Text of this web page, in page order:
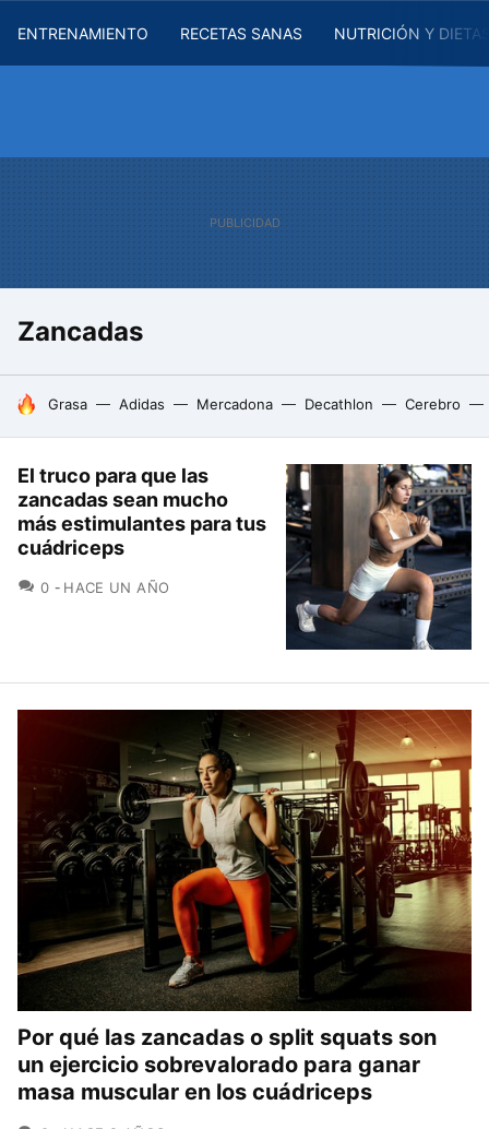
ENTRENAMIENTO RECETAS SANAS NUTRICIÓN Y
Zancadas
HOY SE HABLA DE
Grasa Adidas Mercadona Decathlon Cerebro
El truco para que las
zancadas sean mucho
más estimulantes para tus
cuádriceps
0 COMENTARIOS
HACE UN AÑO
Por qué las zancadas o split squats son
un ejercicio sobrevalorado para ganar
masa muscular en los cuádriceps